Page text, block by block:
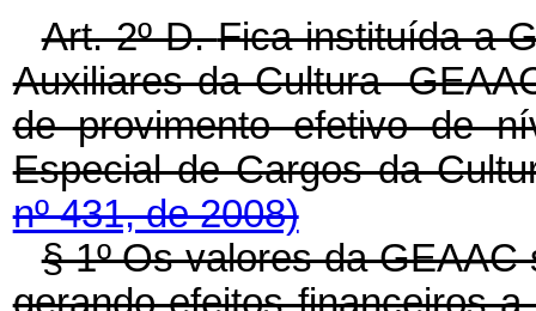
Art. 2º-D.Fica instituída a
Auxiliares da Cultura -
de provimento efetivo de
Especial de Cargos da
nº 431, de 2008)
§ 1º Os valores da
gerando efeitos financeiros